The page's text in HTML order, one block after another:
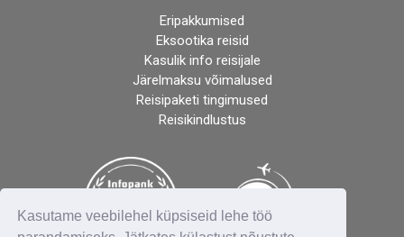
Kasutame veebilehel küpsiseid lehe töö
Eripakkumised
Eksootika reisid
Kasulik info reisijale
Järelmaksu võimalused
Reisipaketi tingimused
Reisikindlustus